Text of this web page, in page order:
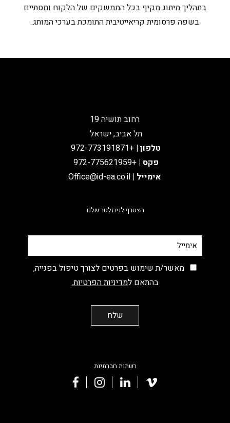
בתהליך מיתוג מקיף בכל הממשקים של הלקוח ומסתיים
בשפה פרסומיתקריאייטיבית התומכת בערכי המותג.
רחוב תושיה 19
תל אביב, ישראל
טלפון|
+972-773191871
פקס | +972-775621959
אימייל |
הצטרף לניוזלטר שלנו
מאשר/ת שימוש בפרטים לצורך טיפול בפנייה,
בהתאם למדיניות הפרטיות.
רשתות חברתיות
facebookinstagramlinkedin